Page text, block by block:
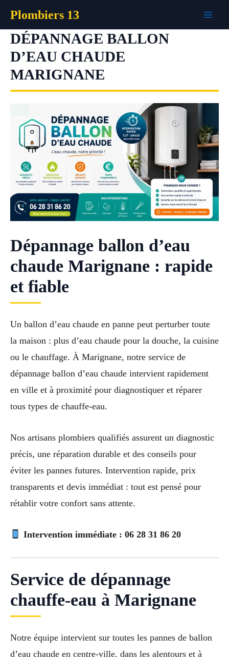
contenu
Plombiers 13
DÉPANNAGE BALLON
D’EAU CHAUDE
MARIGNANE
Dépannage ballon d’eau
chaude Marignane : rapide
et fiable
Un ballon d’eau chaude en panne peut perturber toute
la maison : plus d’eau chaude pour la douche, la cuisine
ou le chauffage. À Marignane, notre service de
dépannage ballon d’eau chaude intervient rapidement
en ville et à proximité pour diagnostiquer et réparer
tous types de chauffe-eau.
Nos artisans plombiers qualifiés assurent un diagnostic
précis, une réparation durable et des conseils pour
éviter les pannes futures. Intervention rapide, prix
transparents et devis immédiat : tout est pensé pour
rétablir votre confort sans attente.
Intervention immédiate : 06 28 31 86 20
Service de dépannage
chauffe-eau à Marignane
Notre équipe intervient sur toutes les pannes de ballon
d’eau chaude en centre-ville, dans les alentours et à